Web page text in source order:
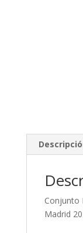
Conjunto
Madrid